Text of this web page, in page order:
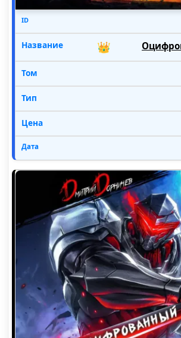
сознание на планету. Мне
они выжили. Мир за мир!
🛑 Бесплатный фрагмент
Читайте продолжение
👑